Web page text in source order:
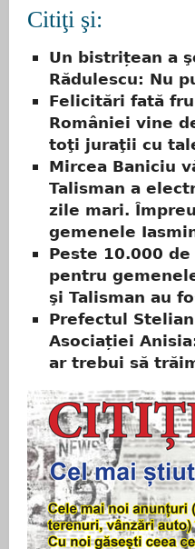
Citiţi şi:
Un bistrițean a
Rădulescu: Nu
Felicitări fată
României vine
toţi juraţii cu
Mircea Baniciu
Talisman a
zile mari.
gemenele
Peste 10.000
pentru
şi Talisman au
Prefectul
Asociației
ar trebui să